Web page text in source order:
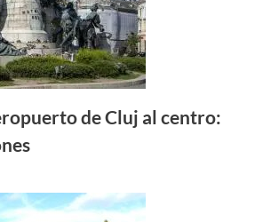
de Cluj al centro: